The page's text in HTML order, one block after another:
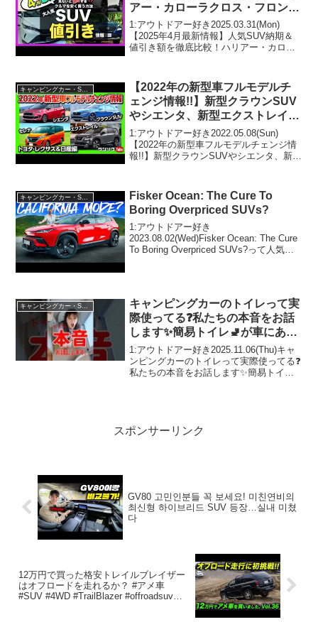
アー・カローラクロス・フロンク
ス・ZR-V・エクストレイル・フ
ォレスター・ヴェゼル・ヤリスク
ロス・CX-80・CX-60・WR-V他
1:アウトドアー好き2025.03.31(Mon)
【2025年4月最新情報】人気SUV納期＆
値引き額を徹底比較！ハリアー・カロー
スクロス・CX-80・CX-60・W...
【2022年の新型車フルモデルチ
ェンジ情報!!】新型クラウンSUV
やシエンタ、新型エクストレイル
など、トヨタ･レクサス･日産の新
型車を一挙紹介!! 買うのはどれ
だ?!
1:アウトドアー好き2022.05.08(Sun)
【2022年の新型車フルモデルチェンジ情
報!!】新型クラウンSUVやシエンタ、新型
だ?!って人気で話題らしいぞ、...
キャンピングカー・SUV人気車種
Fisker Ocean: The Cure To
Boring Overpriced SUVs?
1:アウトドアー好き
2023.08.02(Wed)Fisker Ocean: The Cure
To Boring Overpriced SUVs?って人気で
キャンピングカーのトイレって実
際使ってる❓私たちの本音をお話
します✨簡易トイレ🚽が車にある
と便利だと思う反面、お掃除が気
になる？ #キャンピ
ングカー #車中泊 #キャンプ
1:アウトドアー好き2025.11.06(Thu)キャ
ンピングカーのトイレって実際使ってる❓
私たちの本音をお話します✨簡易トイレ
スポンサーリンク
GV80 고민인분들 꼭 보세요! 미친연비의
최신형 하이브리드 SUV 등장…실내 미쳤
다
12万円で買った格安トレイルブレイザー
はオフロードを走れるか？ #アメ車
#SUV #4WD #TrailBlazer #offroadsuv